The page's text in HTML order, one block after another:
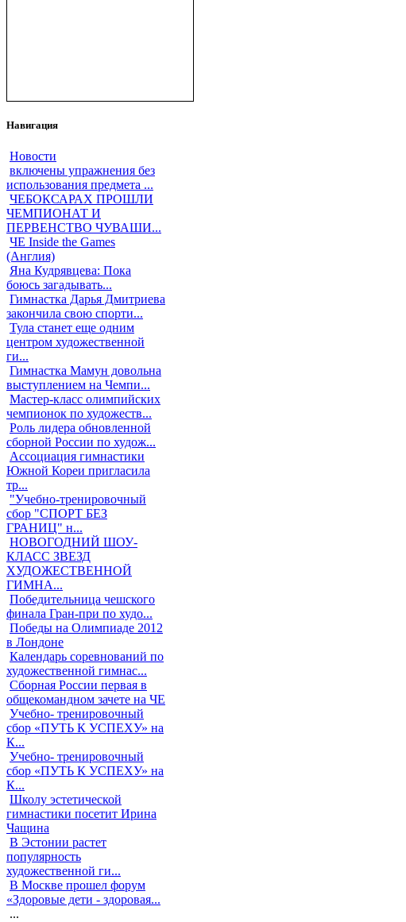
Навигация
Новости
включены упражнения без
использования предмета ...
ЧЕБОКСАРАХ ПРОШЛИ
ЧЕМПИОНАТ И
ПЕРВЕНСТВО ЧУВАШИ...
ЧЕ Inside the Games
(Англия)
Яна Кудрявцева: Пока
боюсь загадывать...
Гимнастка Дарья Дмитриева
закончила свою спорти...
Тула станет еще одним
центром художественной
ги...
Гимнастка Мамун довольна
выступлением на Чемпи...
Мастер-класс олимпийских
чемпионок по художеств...
Роль лидера обновленной
сборной России по худож...
Ассоциация гимнастики
Южной Кореи пригласила
тр...
"Учебно-тренировочный
сбор "СПОРТ БЕЗ
ГРАНИЦ" н...
НОВОГОДНИЙ ШОУ-
КЛАСС ЗВЕЗД
ХУДОЖЕСТВЕННОЙ
ГИМНА...
Победительница чешского
финала Гран-при по худо...
Победы на Олимпиаде 2012
в Лондоне
Календарь соревнований по
художественной гимнас...
Сборная России первая в
общекомандном зачете на ЧЕ
Учебно- тренировочный
сбор «ПУТЬ К УСПЕХУ» на
К...
Учебно- тренировочный
сбор «ПУТЬ К УСПЕХУ» на
К...
Школу эстетической
гимнастики посетит Ирина
Чащина
В Эстонии растет
популярность
художественной ги...
В Москве прошел форум
«Здоровые дети - здоровая...
...